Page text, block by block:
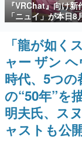
SNS
ど。
事を
ゲ
名作
聞き
きま
赫
この
の形
新
『VRChat』向け
「ニュイ」が本日8
BOOTHにて発売。
や感情豊かな表情が
わいい
「龍が如く
ャー ザン
時代、5つ
の“50年”を
明夫氏、ス
ャストも公